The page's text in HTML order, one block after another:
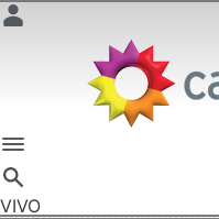
VIVO